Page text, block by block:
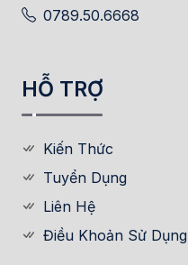
0789.50.6668
HỖ TRỢ
Kiến Thức
Tuyển Dụng
Liên Hệ
Điều Khoản Sử Dụng